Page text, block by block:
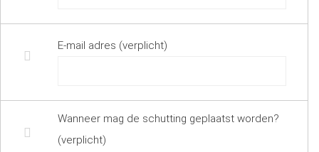
E-mail adres (verplicht)
Wanneer mag de schutting geplaatst worden?
(verplicht)